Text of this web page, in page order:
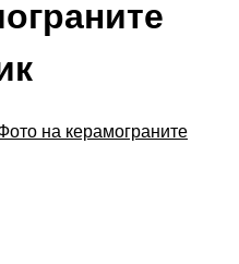
на керамограните